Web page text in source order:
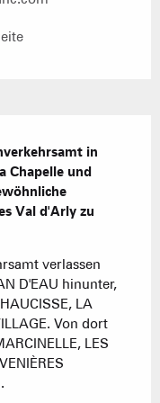
in
Chapelle und
Val d'Arly zu
verlassen
D'EAU hinunter,
LA
Von dort
LES